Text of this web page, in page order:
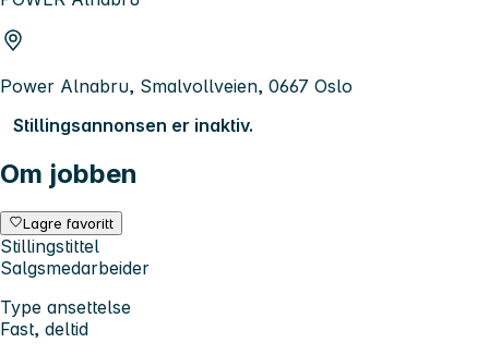
Power Alnabru, Smalvollveien, 0667 Oslo
Stillingsannonsen er inaktiv.
Om jobben
Lagre favoritt
Stillingstittel
Salgsmedarbeider
Type ansettelse
Fast, deltid